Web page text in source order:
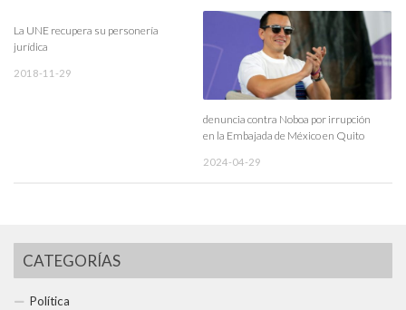
La UNE recupera su personería
jurídica
2018-11-29
denuncia contra Noboa por irrupción
en la Embajada de México en Quito
2024-04-29
CATEGORÍAS
Política